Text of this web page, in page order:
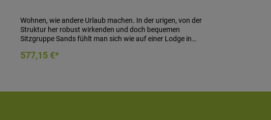
Wohnen, wie andere Urlaub machen. In der urigen, von der
Struktur her robust wirkenden und doch bequemen
Sitzgruppe Sands fühlt man sich wie auf einer Lodge in
denkt man an Berge, klare Seen, blauen Himmel, einen
Aluminiumgestell beflochten mit PE-Kunststoffgeflecht -
577,15 €*